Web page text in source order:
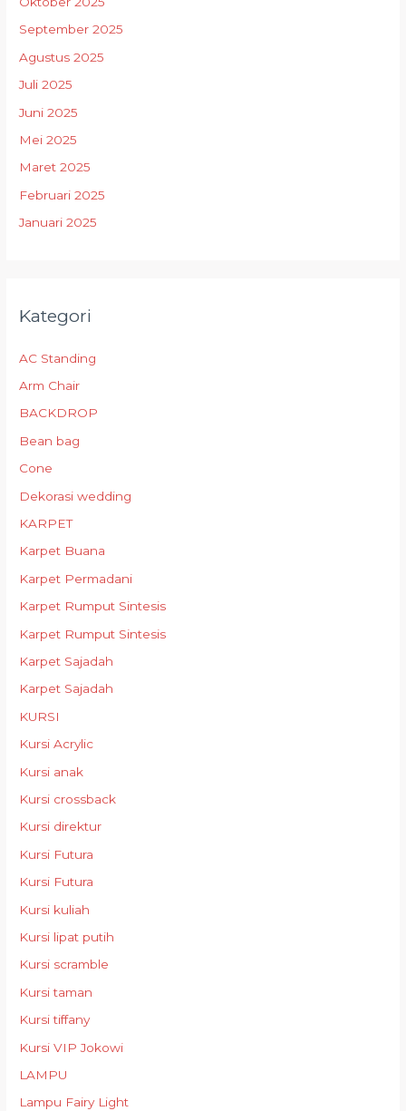
September 2025
Agustus 2025
Juli 2025
Juni 2025
Mei 2025
Maret 2025
Februari 2025
Januari 2025
Kategori
AC Standing
Arm Chair
BACKDROP
Bean bag
Cone
Dekorasi wedding
KARPET
Karpet Buana
Karpet Permadani
Karpet Rumput Sintesis
Karpet Rumput Sintesis
Karpet Sajadah
Karpet Sajadah
KURSI
Kursi Acrylic
Kursi anak
Kursi crossback
Kursi direktur
Kursi Futura
Kursi Futura
Kursi kuliah
Kursi lipat putih
Kursi scramble
Kursi taman
Kursi tiffany
Kursi VIP Jokowi
LAMPU
Lampu Fairy Light